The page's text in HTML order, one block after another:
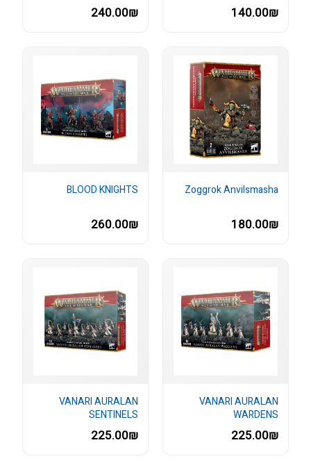
140.00₪
240.00₪
Zoggrok Anvilsmasha
180.00₪
BLOOD KNIGHTS
260.00₪
VANARI AURALAN
WARDENS
225.00₪
VANARI AURALAN
SENTINELS
225.00₪